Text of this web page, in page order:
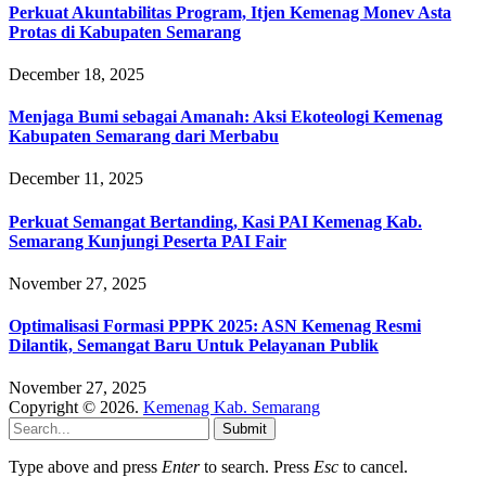
Perkuat Akuntabilitas Program, Itjen Kemenag Monev Asta
Protas di Kabupaten Semarang
December 18, 2025
Menjaga Bumi sebagai Amanah: Aksi Ekoteologi Kemenag
Kabupaten Semarang dari Merbabu
December 11, 2025
Perkuat Semangat Bertanding, Kasi PAI Kemenag Kab.
Semarang Kunjungi Peserta PAI Fair
November 27, 2025
Optimalisasi Formasi PPPK 2025: ASN Kemenag Resmi
Dilantik, Semangat Baru Untuk Pelayanan Publik
November 27, 2025
Copyright © 2026. Kemenag Kab. Semarang
Submit
Type above and press Enterto search. Press Esc to cancel.